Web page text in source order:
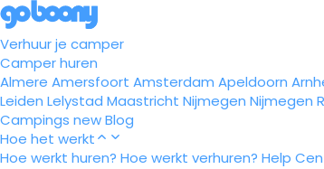
Verhuur je camper
Camper huren
Almere Amersfoort Amsterdam Apeldoorn
Leiden Lelystad Maastricht Nijmegen Nijmegen
Campings newBlog
Hoe het werkt
Hoe werkt huren? Hoe werkt verhuren? Help